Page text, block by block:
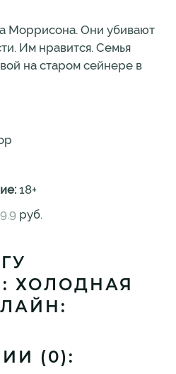
Моррисона. Они убивают
Им нравится. Семья
на старом сейнере в
18+
руб.
ХОЛОДНАЯ
(0):